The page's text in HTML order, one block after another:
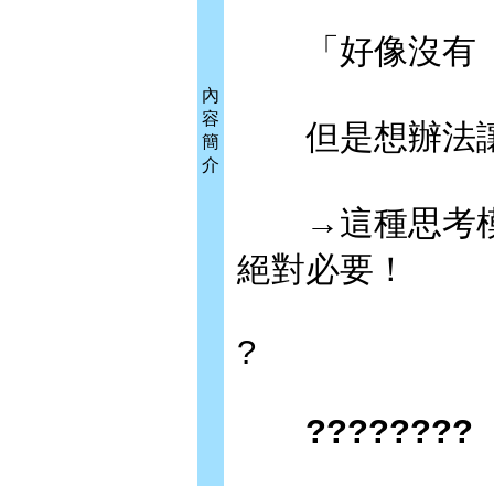
內
容
簡
介
「好像沒有『
但是想辦法讓
→這種思考模
絕對必要！
?
????????